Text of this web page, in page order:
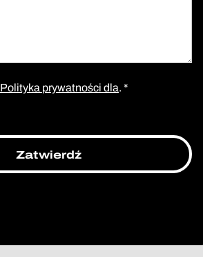
Polityka prywatności dla. *